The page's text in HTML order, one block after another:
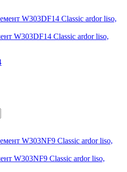
W303DF14 Classic ardor liso,
W303NF9 Classic ardor liso,